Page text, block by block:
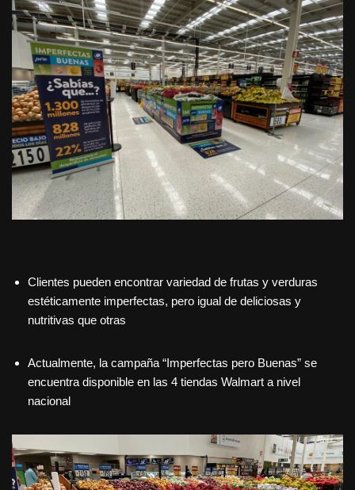
Clientes pueden encontrar variedad de frutas y verduras
estéticamente imperfectas, pero igual de deliciosas y
nutritivas que otras
Actualmente, la campaña “Imperfectas pero Buenas” se
encuentra disponible en las 4 tiendas Walmart a nivel
nacional